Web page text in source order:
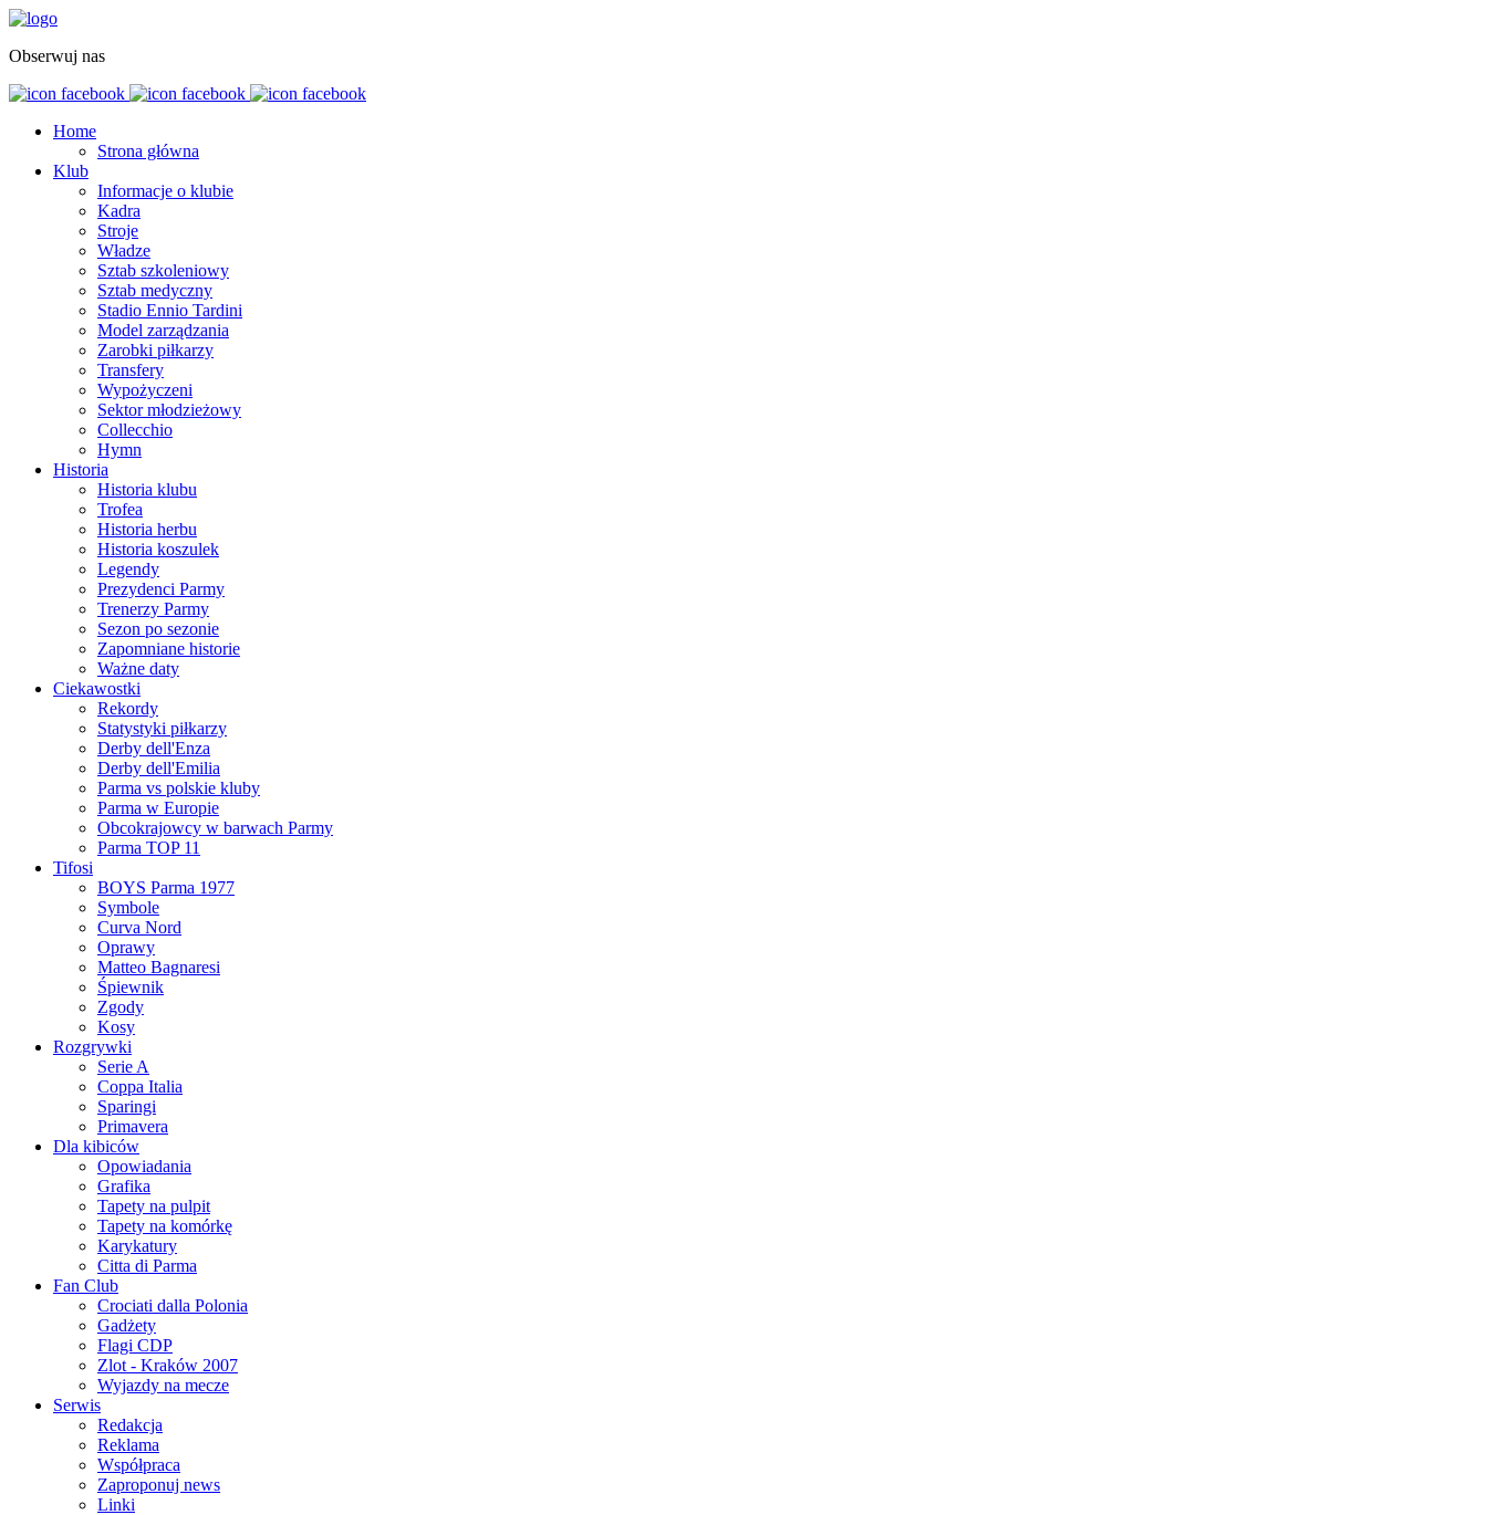
Obserwuj nas
Home
Strona główna
Klub
Informacje o klubie
Kadra
Stroje
Władze
Sztab szkoleniowy
Sztab medyczny
Stadio Ennio Tardini
Model zarządzania
Zarobki piłkarzy
Transfery
Wypożyczeni
Sektor młodzieżowy
Collecchio
Hymn
Historia
Historia klubu
Trofea
Historia herbu
Historia koszulek
Legendy
Prezydenci Parmy
Trenerzy Parmy
Sezon po sezonie
Zapomniane historie
Ważne daty
Ciekawostki
Rekordy
Statystyki piłkarzy
Derby dell'Enza
Derby dell'Emilia
Parma vs polskie kluby
Parma w Europie
Obcokrajowcy w barwach Parmy
Parma TOP 11
Tifosi
BOYS Parma 1977
Symbole
Curva Nord
Oprawy
Matteo Bagnaresi
Śpiewnik
Zgody
Kosy
Rozgrywki
Serie A
Coppa Italia
Sparingi
Primavera
Dla kibiców
Opowiadania
Grafika
Tapety na pulpit
Tapety na komórkę
Karykatury
Citta di Parma
Fan Club
Crociati dalla Polonia
Gadżety
Flagi CDP
Zlot - Kraków 2007
Wyjazdy na mecze
Serwis
Redakcja
Reklama
Współpraca
Zaproponuj news
Linki